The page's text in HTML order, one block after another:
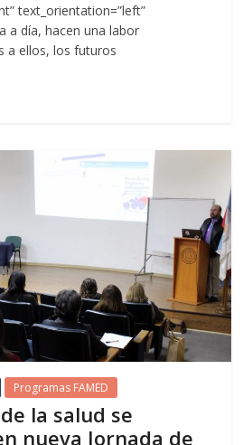
text_orientation=”left”
a día, hacen una labor
a ellos, los futuros
Programas FAMED
la salud se
nueva Jornada de